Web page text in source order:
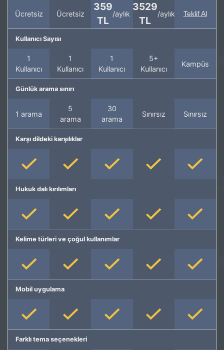
Ücretsiz Ücretsiz
359
TL
/aylık
3529
TL
/aylık Teklif Al
Kullanıcı Sayısı
1
Kullanıcı
1
Kullanıcı
1
Kullanıcı
5+
Kullanıcı
Kampüs
Günlük arama sınırı
1 arama
5
arama
30
arama
Sınırsız Sınırsız
Karşı dildeki karşılıklar
Hukuk dalı kırılımları
Kelime türleri ve çoğul kullanımlar
Mobil uygulama
Farklı tema seçenekleri